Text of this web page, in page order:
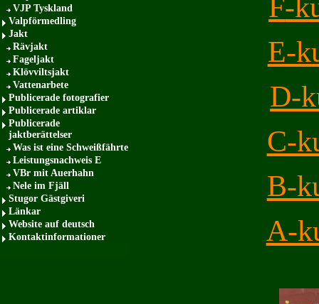
VJP Tyskland
Valpförmedling
Jakt
Rävjakt
Fageljakt
Klövviltsjakt
Vattenarbete
Publicerade fotografier
Publicerade artiklar
Publicerade
jaktberättelser
Was ist eine Schweißfährte
Leistungsnachweis E
VBr mit Auerhahn
Nele im Fjäll
Stugor Gästgiveri
Länkar
Website auf deutsch
Kontaktinformationer
F-
E-
D-
C-
B-
A-